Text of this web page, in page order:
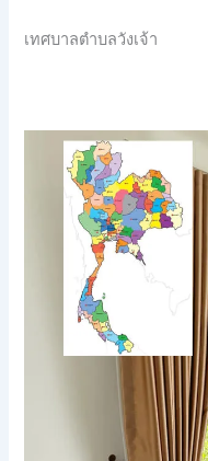
เทศบาลตำบลวังเจ้า